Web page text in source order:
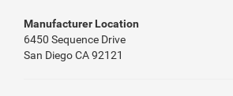
Manufacturer Location
6450 Sequence Drive
San Diego CA 92121